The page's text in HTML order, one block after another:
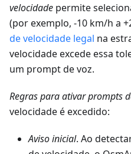
velocidade permite
(por exemplo, -10 km/h a
de velocidade legal na
velocidade excede essa
um prompt de voz.
Regras para ativar prompts
velocidade é excedido:
Aviso inicial. Ao